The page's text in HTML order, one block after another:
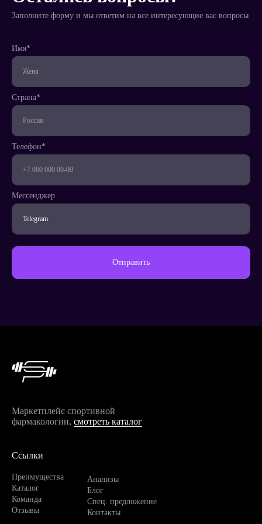
менеджеру
Телефон*
Заполните форму и мы ответим на все интересующие вас вопросы
Имя*
Страна*
Телефон*
Мессенджер
Отправить
Маркетплейс спортивной
фармакологии, смотреть каталог
Ссылки
Преимущества
Каталог
Команда
Отзывы
Анализы
Блог
Спец. предложение
Контакты